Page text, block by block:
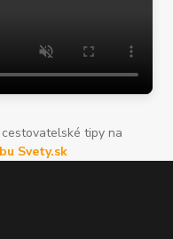
tipy na
Svety.sk